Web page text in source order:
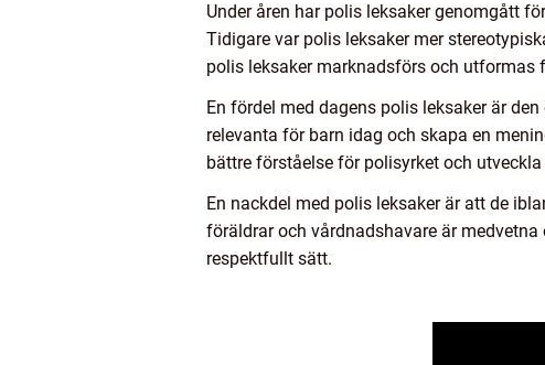
Under åren har polis leksaker genomgått
Tidigare var polis leksaker mer
polis leksaker marknadsförs och utformas
En fördel med dagens polis leksaker är
relevanta för barn idag och skapa en
bättre förståelse för polisyrket och
En nackdel med polis leksaker är att de
föräldrar och vårdnadshavare är
respektfullt sätt.